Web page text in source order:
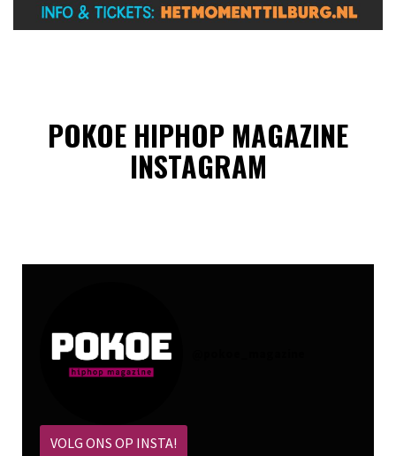
POKOE HIPHOP MAGAZINE
INSTAGRAM
VOLG ONS OP INSTA!